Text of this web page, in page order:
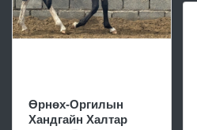
Өрнөх-Оргилын
Хандгайн Халтар